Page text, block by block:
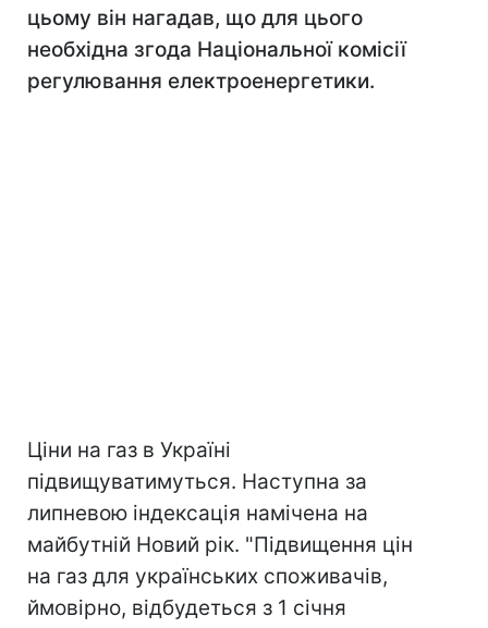
цьому він нагадав, що для цього
необхідна згода Національної комісії
регулювання електроенергетики.
Ціни на газ в Україні
підвищуватимуться. Наступна за
липневою індексація намічена на
майбутній Новий рік. "Підвищення цін
на газ для українських споживачів,
ймовірно, відбудеться з 1 січня